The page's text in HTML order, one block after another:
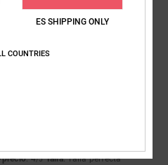
/5
precio: 4/5 Talla: Talla perfecta
ES SHIPPING ONLY
COUNTRIES